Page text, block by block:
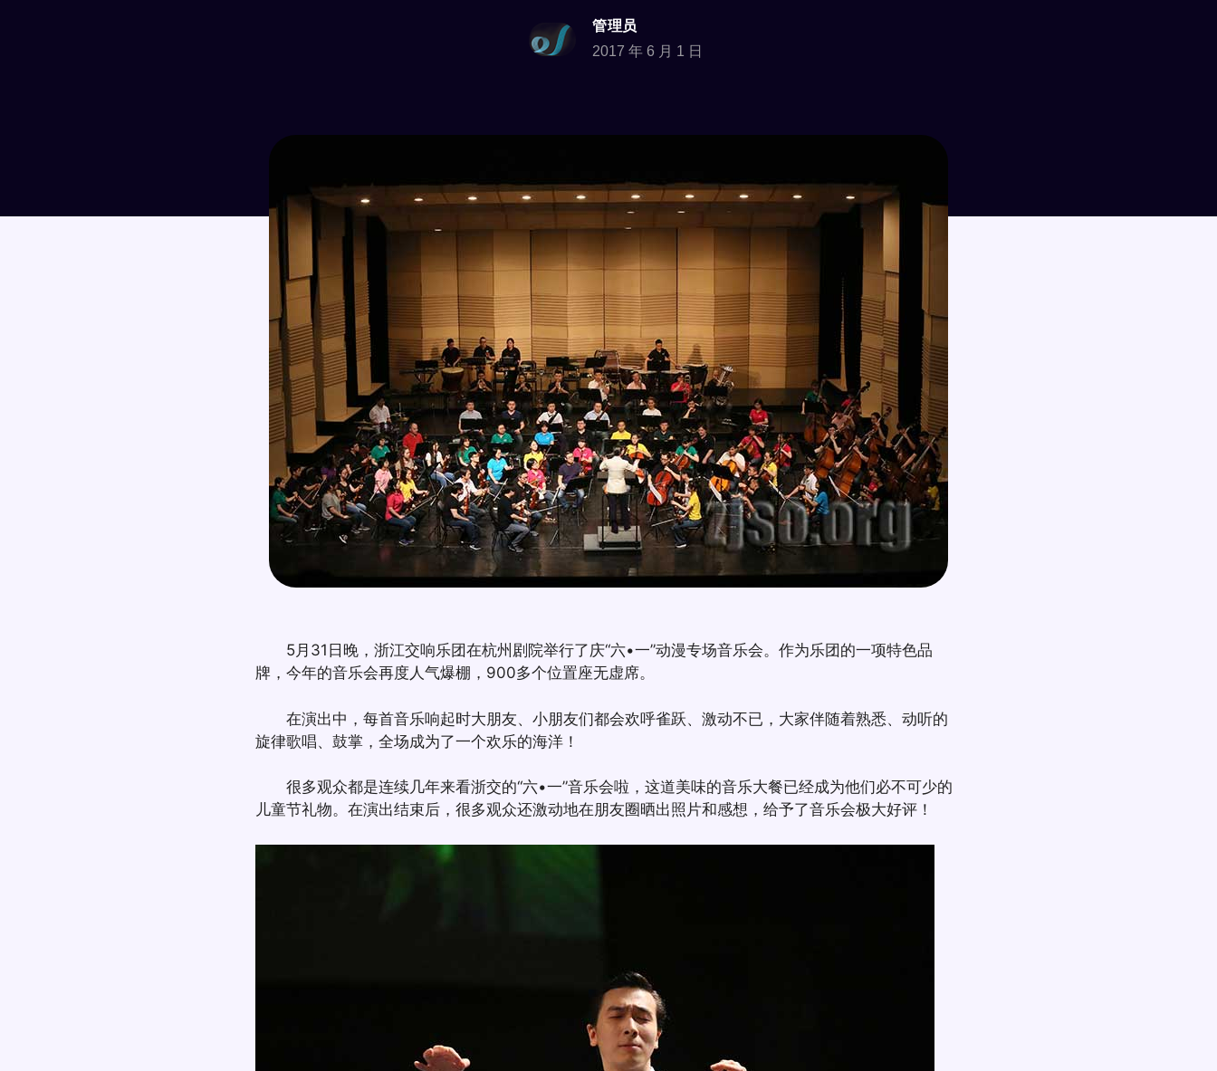
管理员
2017 年 6 月 1 日
5月31日晚，浙江交响乐团在杭州剧院举行了庆“六•一”动漫专场音乐会。作为乐团的一项特色品
牌，今年的音乐会再度人气爆棚，900多个位置座无虚席。
在演出中，每首音乐响起时大朋友、小朋友们都会欢呼雀跃、激动不已，大家伴随着熟悉、动听的
旋律歌唱、鼓掌，全场成为了一个欢乐的海洋！
很多观众都是连续几年来看浙交的“六•一”音乐会啦，这道美味的音乐大餐已经成为他们必不可少的
儿童节礼物。在演出结束后，很多观众还激动地在朋友圈晒出照片和感想，给予了音乐会极大好评！